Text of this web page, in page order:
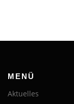
MENÜ
Aktuelles